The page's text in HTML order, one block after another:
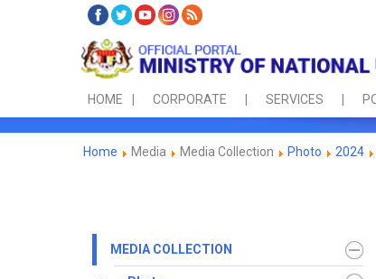
HOME CORPORATE SERVICES
Home Media Media Collection Photo 2024
MEDIA COLLECTION